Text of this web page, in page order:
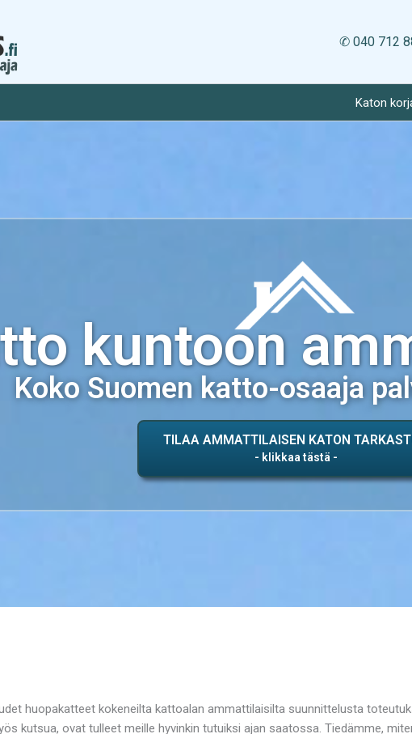
✆ 040 712
Katon
kuntoon
Koko Suomen katto-osaaja
TILAA AMMATTILAISEN KATON
huopakatteet kokeneilta kattoalan ammattilaisilta suunnittelusta
kutsua, ovat tulleet meille hyvinkin tutuiksi ajan saatossa. Tiedämme,